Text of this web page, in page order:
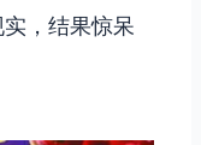
，结果惊呆